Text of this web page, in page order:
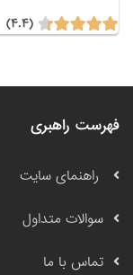
(۴.۴)
فهرست راهبری
راهنمای سایت
سوالات متداول
تماس با ما